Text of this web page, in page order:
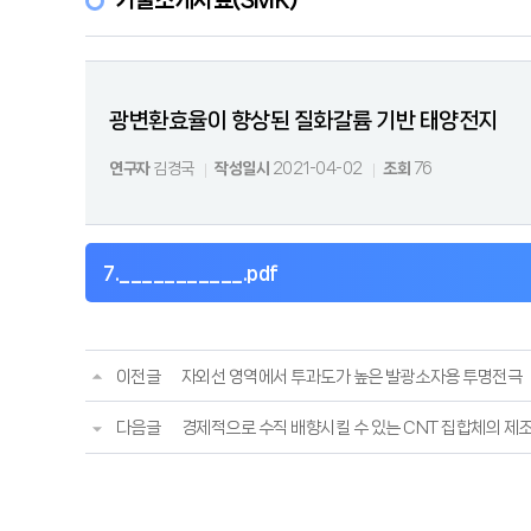
광변환효율이 향상된 질화갈륨 기반 태양전지
연구자김경국 작성일시 2021-04-02 조회 76
7.___________.pdf
이전글 자외선 영역에서 투과도가 높은 발광소자용 투명전극
다음글 경제적으로 수직 배향시킬 수 있는 CNT 집합체의 제